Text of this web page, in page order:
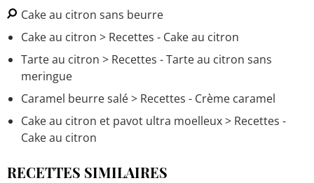
Cake au citron sans beurre
Cake au citron > Recettes - Cake au citron
Tarte au citron > Recettes - Tarte au citron sans
meringue
Caramel beurre salé> Recettes - Crème caramel
Cake au citron et pavot ultra moelleux> Recettes -
Cake au citron
RECETTES SIMILAIRES